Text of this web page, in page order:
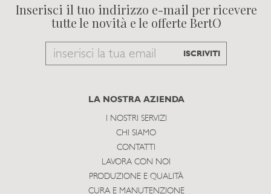
Inserisci il tuo indirizzo e-mail per ricevere
tutte le novità e le offerte BertO
Email
subscribe
ISCRIVITI
LA NOSTRA AZIENDA
I NOSTRI SERVIZI
CHI SIAMO
CONTATTI
LAVORA CON NOI
PRODUZIONE E QUALITÀ
CURA E MANUTENZIONE